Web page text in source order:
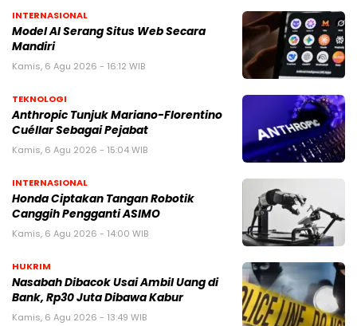
INTERNASIONAL
Model AI Serang Situs Web Secara
Mandiri
Kamis, 6 Agu 2026 - 16:12 WIB
TEKNOLOGI
Anthropic Tunjuk Mariano-Florentino
Cuéllar Sebagai Pejabat
Kamis, 6 Agu 2026 - 15:04 WIB
INTERNASIONAL
Honda Ciptakan Tangan Robotik
Canggih Pengganti ASIMO
Kamis, 6 Agu 2026 - 14:00 WIB
HUKRIM
Nasabah Dibacok Usai Ambil Uang di
Bank, Rp30 Juta Dibawa Kabur
Kamis, 6 Agu 2026 - 13:49 WIB